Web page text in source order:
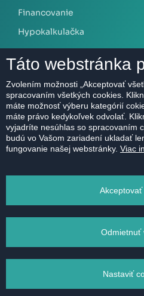
Financovanie
Hypokalkulačka
O NÁS
O spoločnosti
Kontakt
Referencie
Kariéra
Etický kódex
2011 - 2026 © HERRYS s.r.o. - Realitná
Táto webstránka
Zvolením možnosti „Akceptovať
spracovaním všetkých cookies.
máte možnosť výberu kategórií
máte právo kedykoľvek odvolať.
vyjadríte nesúhlas so spracovaním
budú vo Vašom zariadení ukladať
fungovanie našej webstránky. Viac
Akceptovať
Odmietnuť
Nastaviť